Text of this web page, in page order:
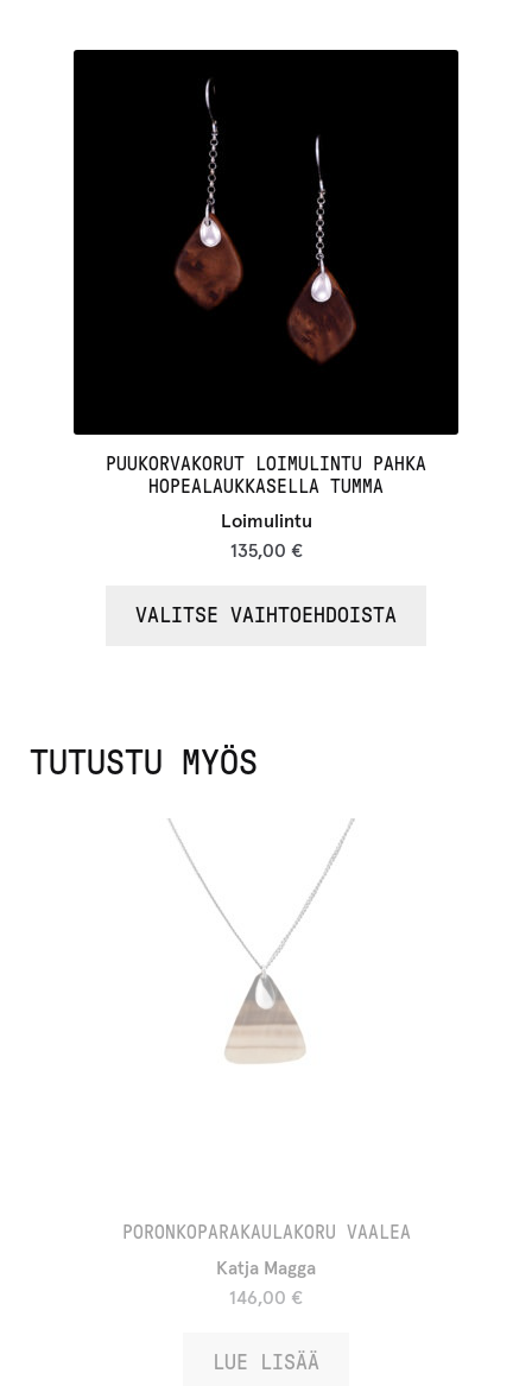
PUUKORVAKORUT LOIMULINTU PAHKA
HOPEALAUKKASELLA TUMMA
Loimulintu
135,00 €
VALITSE VAIHTOEHDOISTA
TUTUSTU MYÖS
PORONKOPARAKAULAKORU VAALEA
Katja Magga
146,00 €
LUE LISÄÄ